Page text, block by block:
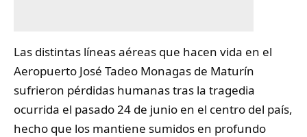
Las distintas líneas aéreas que hacen vida en el
Aeropuerto José Tadeo Monagas de Maturín
sufrieron pérdidas humanas tras la tragedia
ocurrida el pasado 24 de junio en el centro del país,
hecho que los mantiene sumidos en profundo